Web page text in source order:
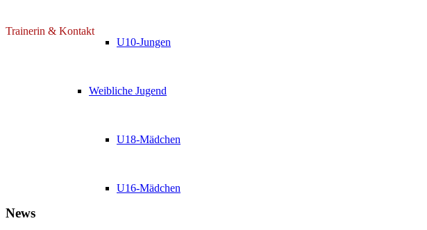
U10-Jungen
Weibliche Jugend
U18-Mädchen
U16-Mädchen
Trainerin & Kontakt
News